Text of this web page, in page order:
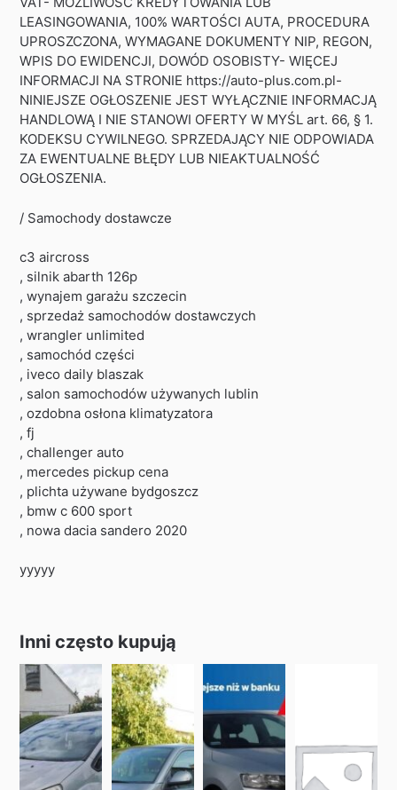
LEASINGOWANIA, 100% WARTOŚCI AUTA, PROCEDURA
UPROSZCZONA, WYMAGANE DOKUMENTY NIP, REGON,
WPIS DO EWIDENCJI, DOWÓD OSOBISTY- WIĘCEJ
INFORMACJI NA STRONIE https://auto-plus.com.pl-
NINIEJSZE OGŁOSZENIE JEST WYŁĄCZNIE INFORMACJĄ
HANDLOWĄ I NIE STANOWI OFERTY W MYŚL art. 66, § 1.
KODEKSU CYWILNEGO. SPRZEDAJĄCY NIE ODPOWIADA
ZA EWENTUALNE BŁĘDY LUB NIEAKTUALNOŚĆ
OGŁOSZENIA.
/ Samochody dostawcze
c3 aircross
, silnik abarth 126p
, wynajem garażu szczecin
, sprzedaż samochodów dostawczych
, wrangler unlimited
, samochód części
, iveco daily blaszak
, salon samochodów używanych lublin
, ozdobna osłona klimatyzatora
, fj
, challenger auto
, mercedes pickup cena
, plichta używane bydgoszcz
, bmw c 600 sport
, nowa dacia sandero 2020
yyyyy
Inni często kupują